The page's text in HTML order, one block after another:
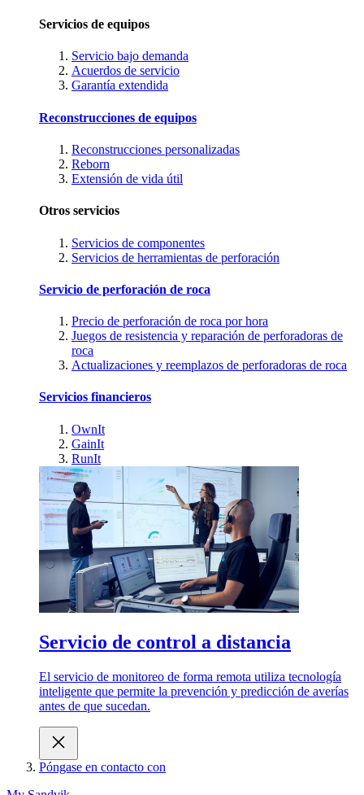
Servicios de equipos
Servicio bajo demanda
Acuerdos de servicio
Garantía extendida
Reconstrucciones de equipos
Reconstrucciones personalizadas
Reborn
Extensión de vida útil
Otros servicios
Servicios de componentes
Servicios de herramientas de perforación
Servicio de perforación de roca
Precio de perforación de roca por hora
Juegos de resistencia y reparación de perforadoras de
roca
Actualizaciones y reemplazos de perforadoras de roca
Servicios financieros
OwnIt
GainIt
RunIt
Servicio de control a distancia
El servicio de monitoreo de forma remota utiliza tecnología
inteligente que permite la prevención y predicción de averías
antes de que sucedan.
Póngase en contacto con